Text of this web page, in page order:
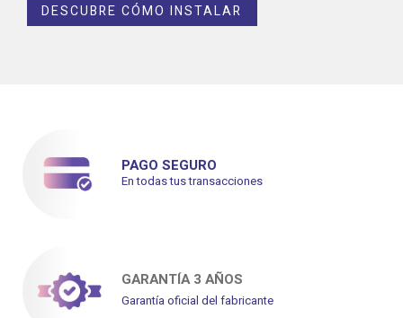
DESCUBRE CÓMO INSTALAR
PAGO SEGURO
En todas tus transacciones
GARANTÍA 3 AÑOS
Garantía oficial del fabricante